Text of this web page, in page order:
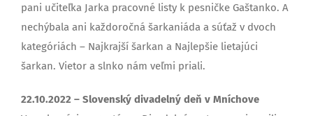
pani učiteľka Jarka pracovné listy k pesničke Gaštanko. A
nechýbala ani každoročná šarkaniáda a súťaž v dvoch
kategóriách – Najkrajší šarkan a Najlepšie lietajúci
šarkan. Vietor a slnko nám veľmi priali.
22.10.2022 – Slovenský divadelný deň v Mníchove